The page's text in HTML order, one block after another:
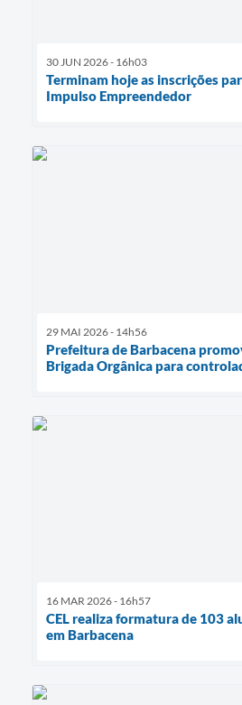
30 JUN 2026 - 16h03
Terminam hoje as inscrições
Impulso Empreendedor
29 MAI 2026 - 14h56
Prefeitura de Barbacena
Brigada Orgânica para
16 MAR 2026 - 16h57
CEL realiza formatura de 103
em Barbacena